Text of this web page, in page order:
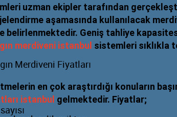
uzman ekipler tarafından
aşamasında kullanılacak
belirlenmektedir. Geniş tahliye
merdiveni istanbul sistemleri sıklıkla
Merdiveni Fiyatları
en çok araştırdığı konuların
istanbul gelmektedir. Fiyatlar;